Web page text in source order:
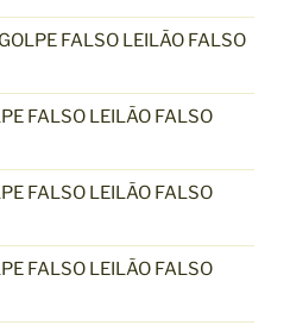
FALSO LEILÃO FALSO
FALSO LEILÃO FALSO
FALSO LEILÃO FALSO
FALSO LEILÃO FALSO